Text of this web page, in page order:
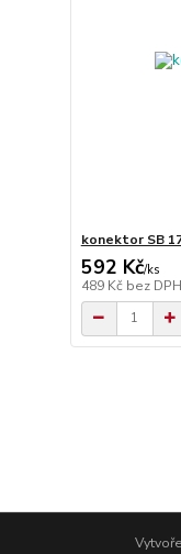
konektor SB
592 Kč/ks
489 Kč bez DPH